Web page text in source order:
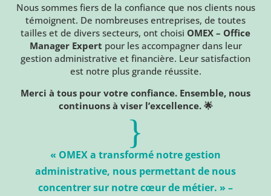
Nous sommes fiers de la confiance que nos clients nous
témoignent. De nombreuses entreprises, de toutes
tailles et de divers secteurs, ont choisi OMEX – Office
Manager Expert pour les accompagner dans leur
gestion administrative et financière. Leur satisfaction
est notre plus grande réussite.
Merci à tous pour votre confiance. Ensemble, nous
continuons à viser l’excellence. 🌟
{
« OMEX a transformé notre gestion
administrative, nous permettant de nous
concentrer sur notre cœur de métier. » –